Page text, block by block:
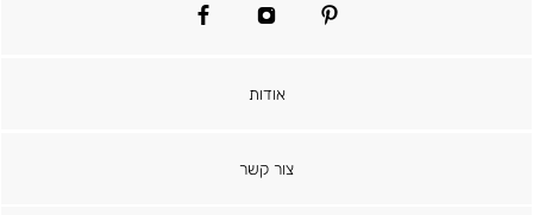
pinterest
instagram
facebook
אודות
צור קשר